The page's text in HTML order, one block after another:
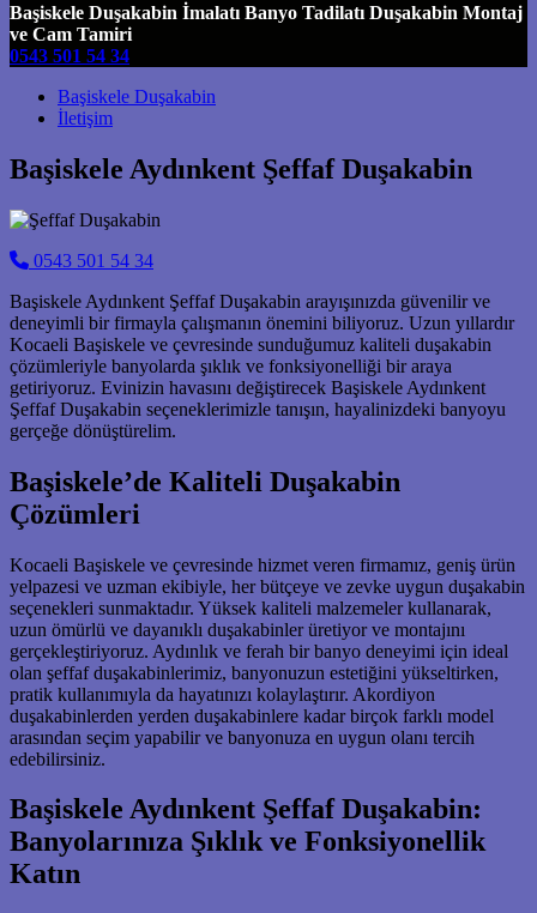
Başiskele Duşakabin İmalatı Banyo Tadilatı Duşakabin Montaj
ve Cam Tamiri
0543 501 54 34
Main Navigation
Başiskele Duşakabin
İletişim
Başiskele Aydınkent Şeffaf Duşakabin
0543 501 54 34
Başiskele Aydınkent Şeffaf Duşakabin arayışınızda güvenilir ve
deneyimli bir firmayla çalışmanın önemini biliyoruz. Uzun yıllardır
Kocaeli Başiskele ve çevresinde sunduğumuz kaliteli duşakabin
çözümleriyle banyolarda şıklık ve fonksiyonelliği bir araya
getiriyoruz. Evinizin havasını değiştirecek Başiskele Aydınkent
Şeffaf Duşakabin seçeneklerimizle tanışın, hayalinizdeki banyoyu
gerçeğe dönüştürelim.
Başiskele’de Kaliteli Duşakabin
Çözümleri
Kocaeli Başiskele ve çevresinde hizmet veren firmamız, geniş ürün
yelpazesi ve uzman ekibiyle, her bütçeye ve zevke uygun duşakabin
seçenekleri sunmaktadır. Yüksek kaliteli malzemeler kullanarak,
uzun ömürlü ve dayanıklı duşakabinler üretiyor ve montajını
gerçekleştiriyoruz. Aydınlık ve ferah bir banyo deneyimi için ideal
olan şeffaf duşakabinlerimiz, banyonuzun estetiğini yükseltirken,
pratik kullanımıyla da hayatınızı kolaylaştırır. Akordiyon
duşakabinlerden yerden duşakabinlere kadar birçok farklı model
arasından seçim yapabilir ve banyonuza en uygun olanı tercih
edebilirsiniz.
Başiskele Aydınkent Şeffaf Duşakabin:
Banyolarınıza Şıklık ve Fonksiyonellik
Katın